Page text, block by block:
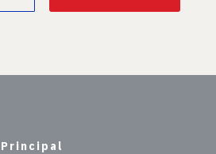
Principal